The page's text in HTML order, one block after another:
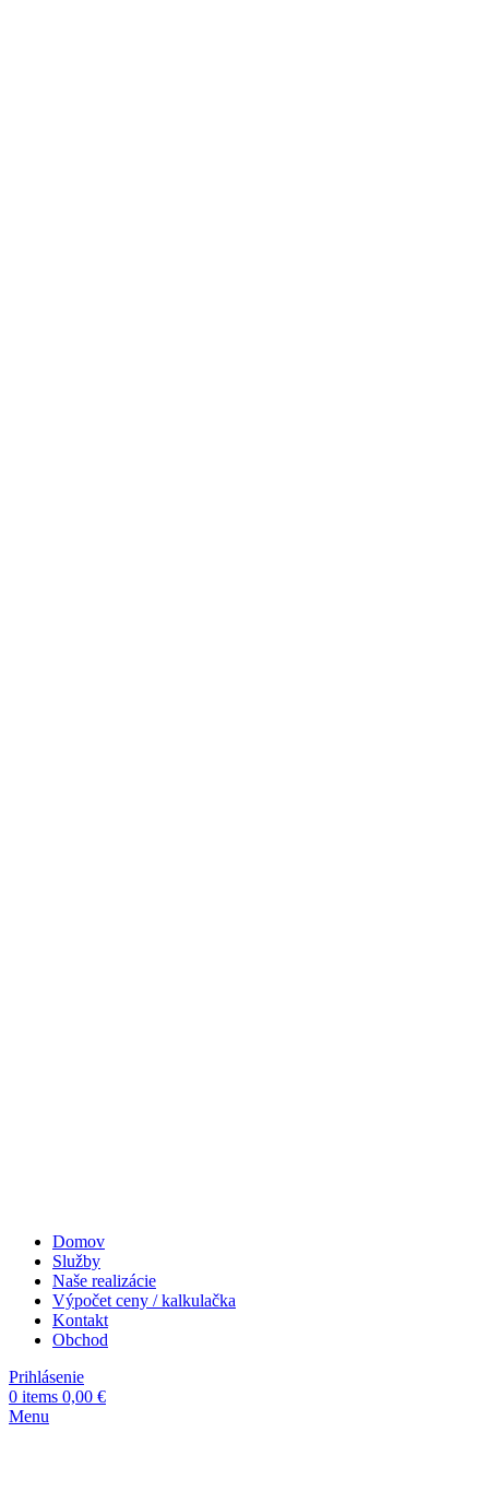
Domov
Služby
Naše realizácie
Výpočet ceny / kalkulačka
Kontakt
Obchod
Prihlásenie
0 items 0,00 €
Menu